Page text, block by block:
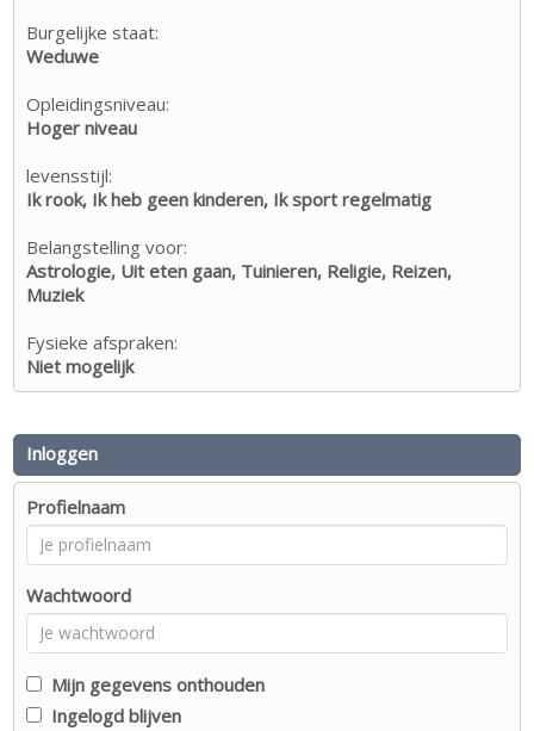
Burgelijke staat:
Weduwe
Opleidingsniveau:
Hoger niveau
levensstijl:
Ik rook, Ik heb geen kinderen, Ik sport regelmatig
Belangstelling voor:
Astrologie, Uit eten gaan, Tuinieren, Religie, Reizen,
Muziek
Fysieke afspraken:
Niet mogelijk
Inloggen
Profielnaam
Wachtwoord
Mijn gegevens onthouden
Ingelogd blijven